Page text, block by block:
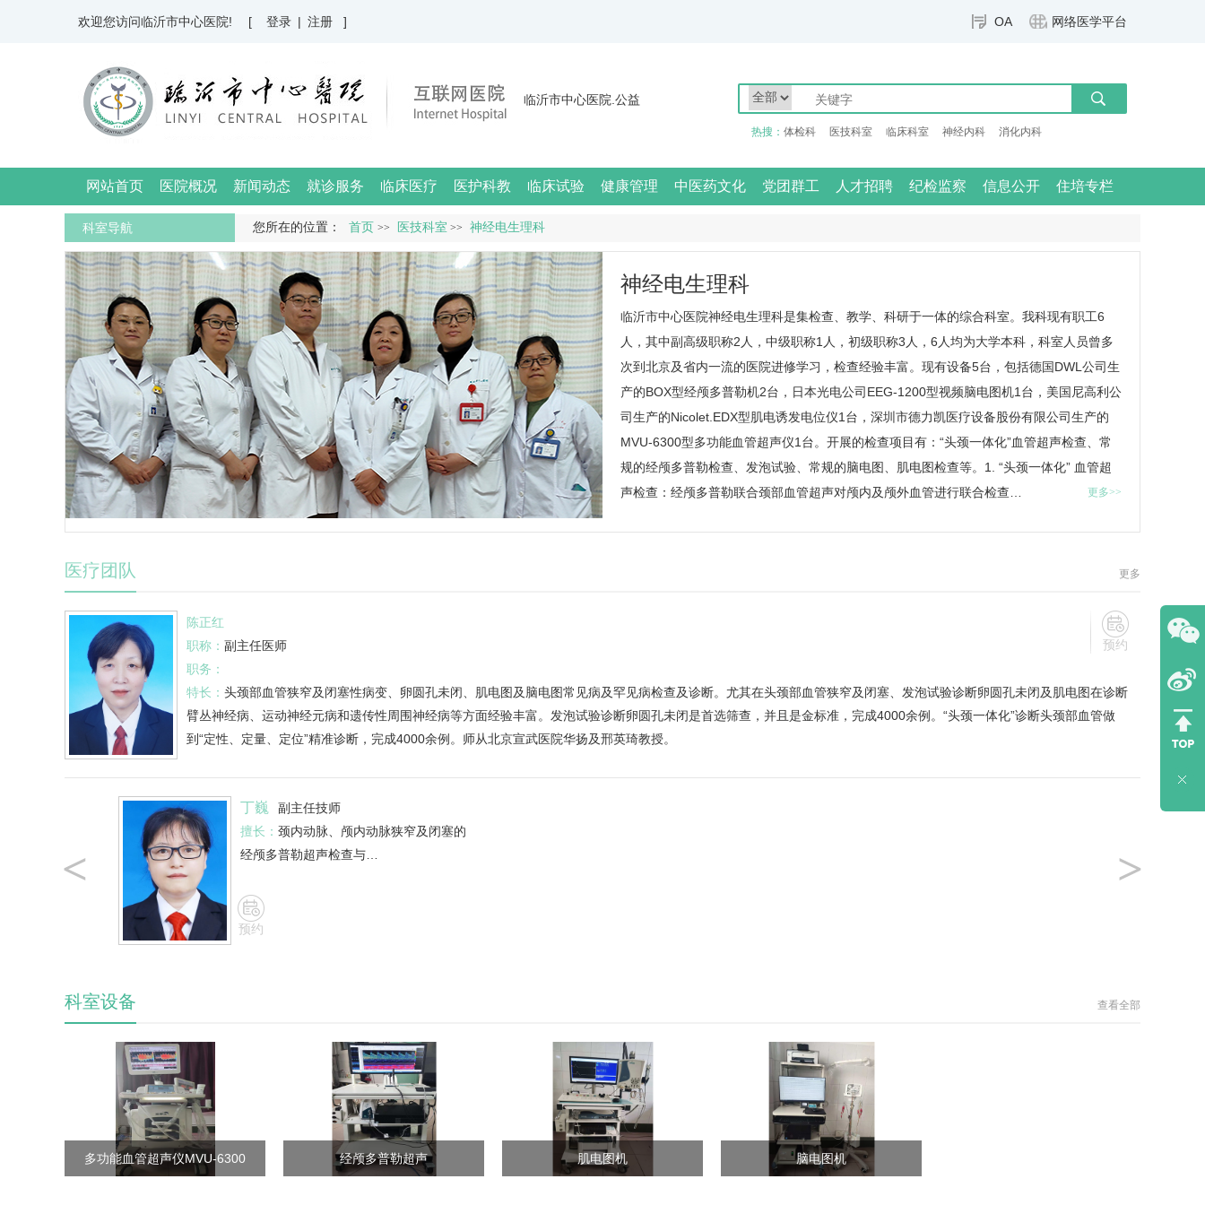
OA 网络医学平台
欢迎您访问临沂市中心医院! [ 登录 | 注册 ]
临沂市中心医院.公益
热搜： 体检科 医技科室 临床科室 神经内科 消化内科
网站首页 医院概况 新闻动态 就诊服务 临床医疗 医护科教 临床试验 健康管理 中医药文化 党团群工 人才招聘 纪检监察 信息公开 住培专栏
您所在的位置： 首页 >> 医技科室 >> 神经电生理科
科室导航
神经电生理科
临沂市中心医院神经电生理科是集检查、教学、科研于一体的综合科室。我科现有职工6
人，其中副高级职称2人，中级职称1人，初级职称3人，6人均为大学本科，科室人员曾多
次到北京及省内一流的医院进修学习，检查经验丰富。现有设备5台，包括德国DWL公司生
产的BOX型经颅多普勒机2台，日本光电公司EEG-1200型视频脑电图机1台，美国尼高利公
司生产的Nicolet.EDX型肌电诱发电位仪1台，深圳市德力凯医疗设备股份有限公司生产的
MVU-6300型多功能血管超声仪1台。开展的检查项目有：“头颈一体化”血管超声检查、常
规的经颅多普勒检查、发泡试验、常规的脑电图、肌电图检查等。1. “头颈一体化” 血管超
声检查：经颅多普勒联合颈部血管超声对颅内及颅外血管进行联合检查…
更多>>
更多
医疗团队
陈正红
职称： 副主任医师
职务：
特长： 头颈部血管狭窄及闭塞性病变、卵圆孔未闭、肌电图及脑电图常见病及罕见病检查及诊断。尤其在头颈部血管狭窄及闭塞、发泡试验诊断卵圆孔未闭及肌电图在诊断
臂丛神经病、运动神经元病和遗传性周围神经病等方面经验丰富。发泡试验诊断卵圆孔未闭是首选筛查，并且是金标准，完成4000余例。“头颈一体化”诊断头颈部血管做
到“定性、定量、定位”精准诊断，完成4000余例。师从北京宣武医院华扬及邢英琦教授。
预约
丁巍
副主任技师
擅长： 颈内动脉、颅内动脉狭窄及闭塞的
经颅多普勒超声检查与…
预约
< >
查看全部
科室设备
多功能血管超声仪MVU-6300 经颅多普勒超声 肌电图机 脑电图机